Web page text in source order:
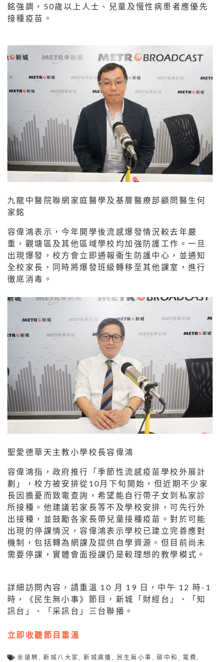
銘強調，50歲以上人士、兒童及慢性病患者應優先
接種疫苗。
九龍中醫院聯網家庭醫學及基層醫療部顧問醫生何
家銘
容偉鴻表示，今年開學後流感爆發情況較去年嚴
重，觀塘區及其他區域學校均加強防護工作。一旦
出現爆發，校方會立即通報衞生防護中心，並通知
全校家長，同時將爆發班級轉移至其他課室，進行
徹底消毒。
聖愛德華天主教小學校長容偉鴻
容偉鴻指，政府推行「季節性流感疫苗學校外展計
劃」，校方被安排從10月下旬開始，但近期不少家
長因擔憂而致電查詢，希望能自行帶子女到私家診
所接種。他建議若家長等不及學校安排，可先行外
出接種，並鼓勵各家長帶兒童接種疫苗。對於可能
出現的停課情況，容偉鴻表示學校已建立完善應對
機制，包括轉為網課及提供自學資源。但目前尚未
需要停課，實體會面授課仍是較理想的教學模式。
詳細訪問內容，請重溫 10 月 19 日，中午 12 時-1
時，《民生無小事》節目，新城「財經台」、「知
訊台」、「采訊台」三台聯播。
立即收聽節目重溫
余遠騁 ,新城八大家,新城廣播 , 民生無小事 ,碳中和 ,電費,